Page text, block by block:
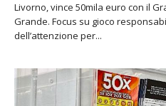
Livorno, vince 50mila euro con il
Grande. Focus su gioco responsabile. La Toscana torna al
dell’attenzione per...